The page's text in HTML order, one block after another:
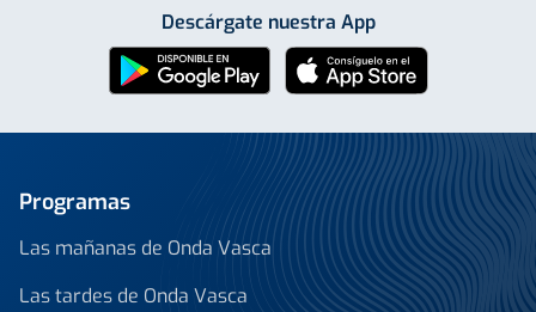
Descárgate nuestra App
Programas
Las mañanas de Onda Vasca
Las tardes de Onda Vasca